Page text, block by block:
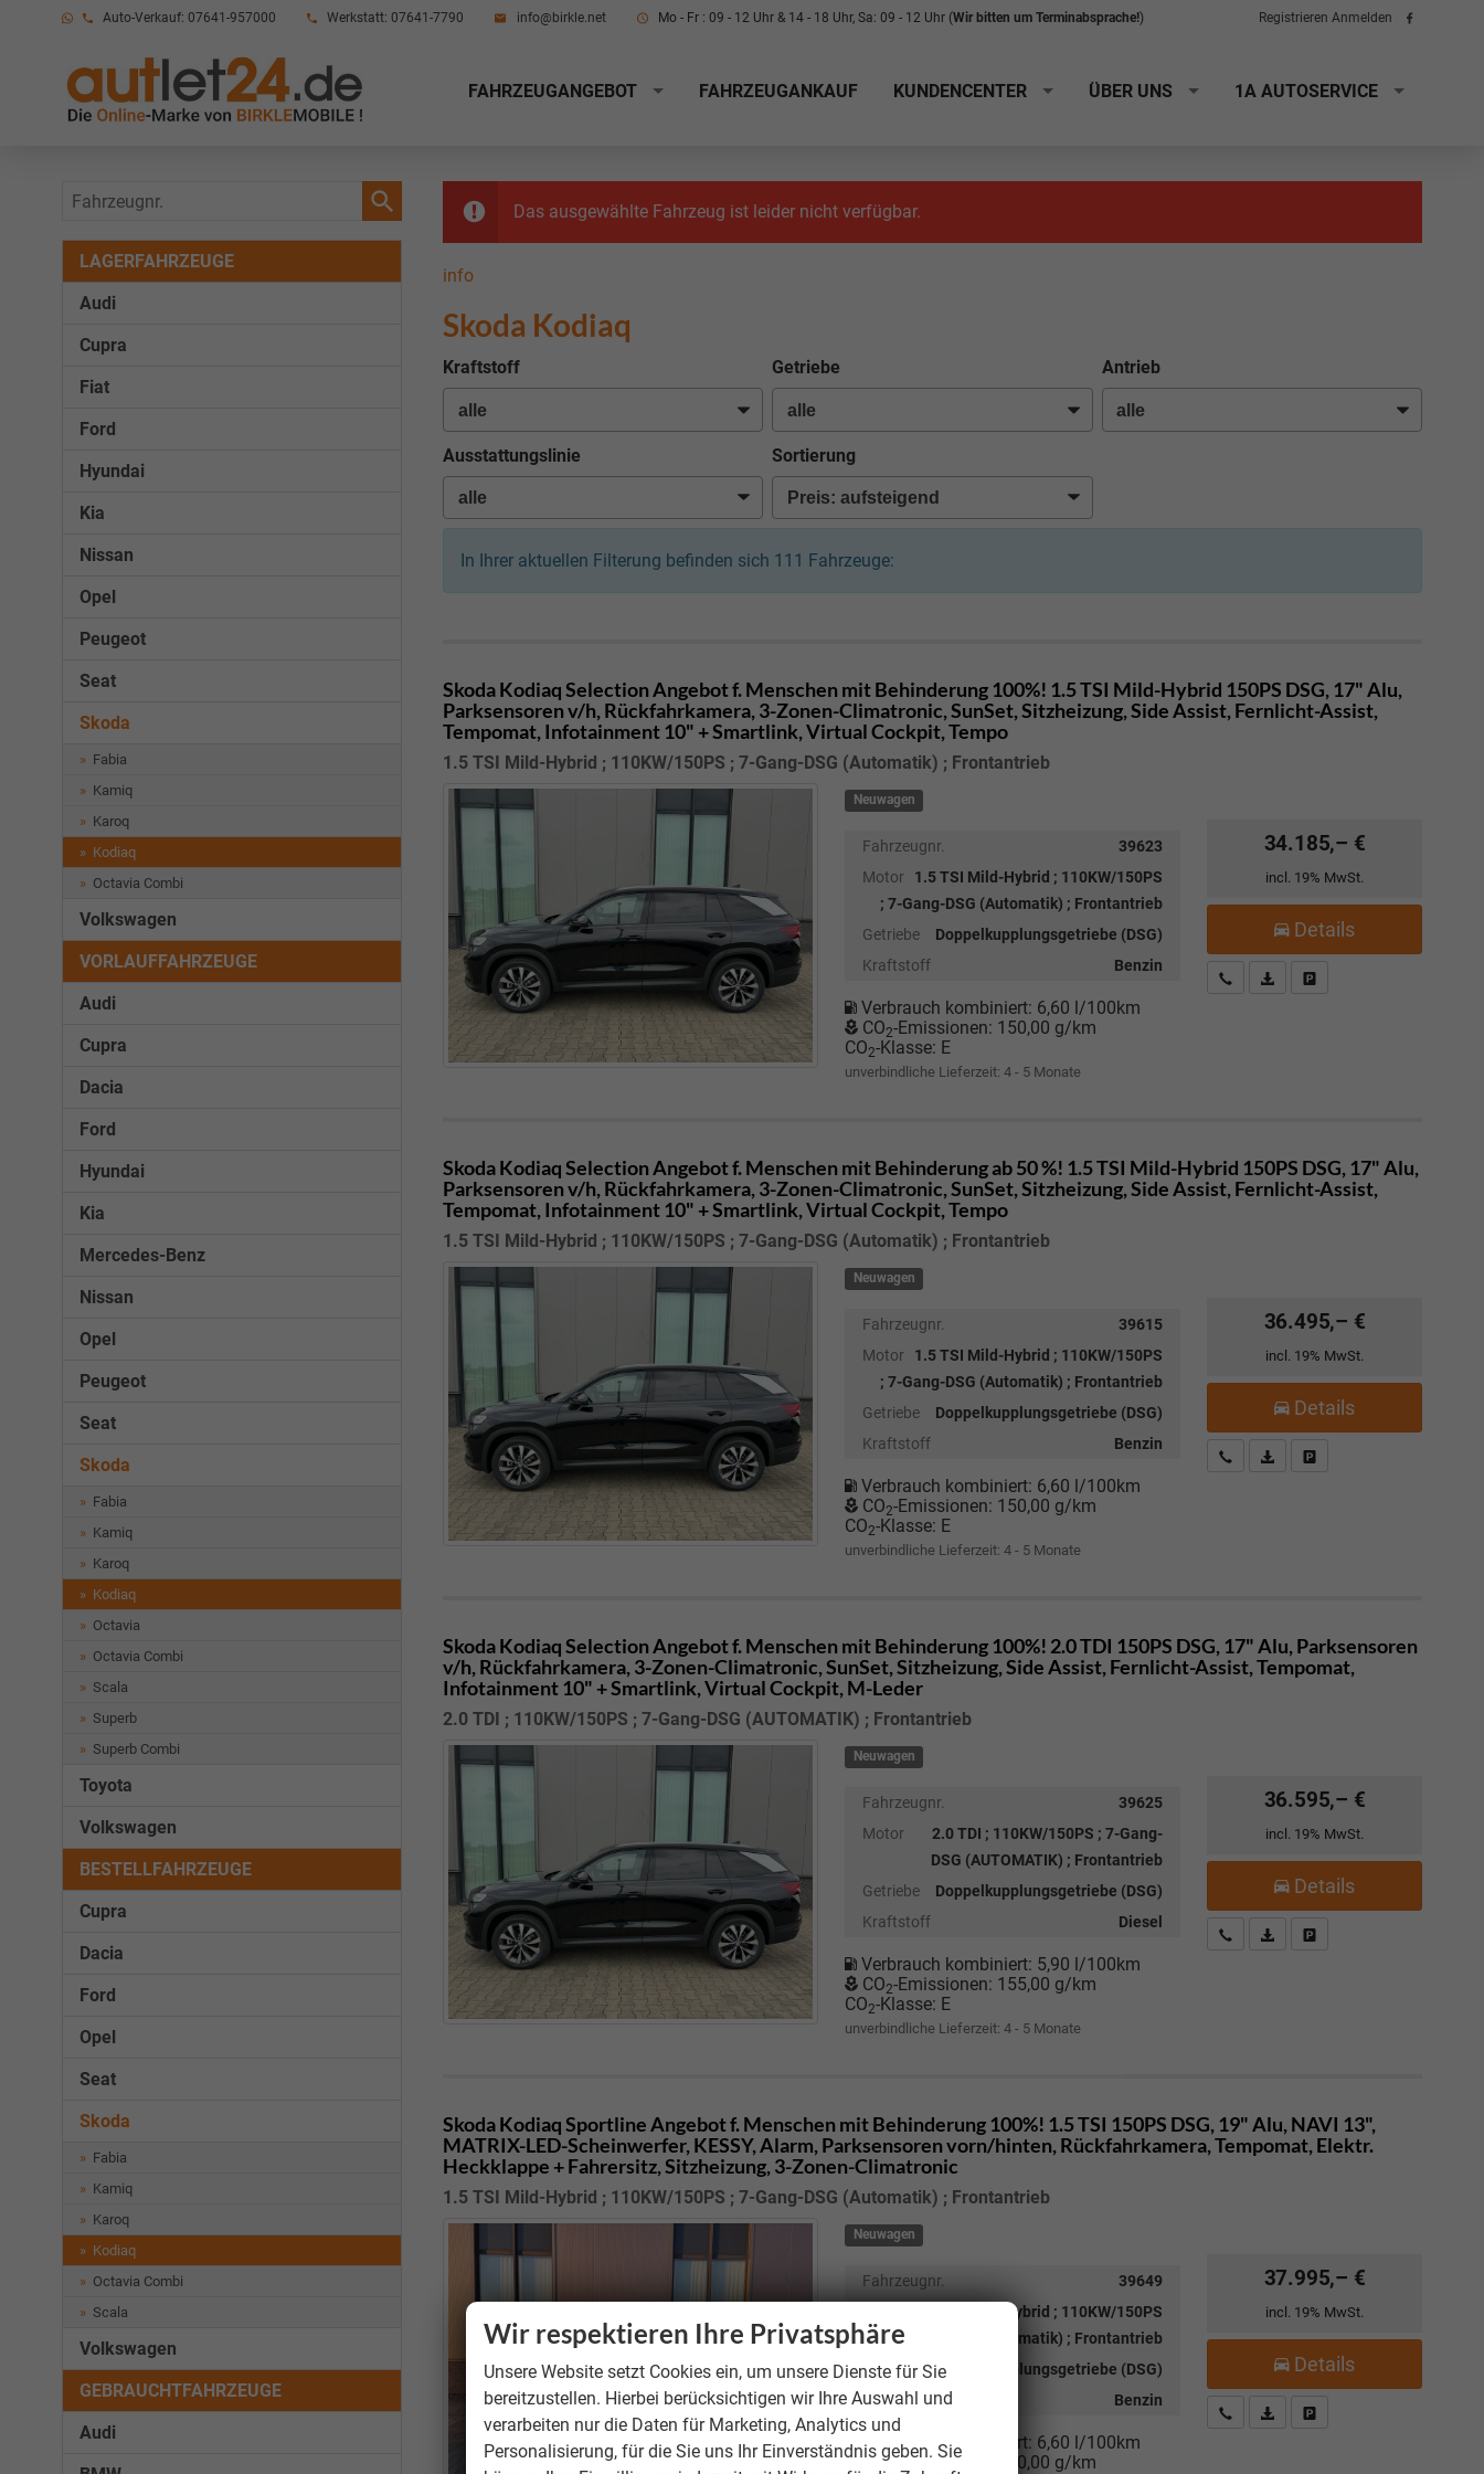
Auto-Verkauf: 07641-957000 Werkstatt: 07641-7790 info@birkle.net Mo - Fr : 09 - 12 Uhr & 14 - 18 Uhr, Sa: 09 - 12 Uhr (Wir bitten um Terminabsprache!) Registrieren Anmelden
Folge
FAHRZEUGANGEBOT FAHRZEUGANKAUF KUNDENCENTER ÜBER UNS 1A AUTOSERVICE
Das ausgewählte Fahrzeug ist leider nicht verfügbar.
info
Skoda Kodiaq
Kraftstoff Getriebe Antrieb
Ausstattungslinie Sortierung
In Ihrer aktuellen Filterung befinden sich 111 Fahrzeuge:
Skoda KodiaqSelection Angebot f. Menschen mit Behinderung 100%! 1.5 TSI Mild-Hybrid 150PS DSG, 17" Alu,
Parksensoren v/h, Rückfahrkamera, 3-Zonen-Climatronic, SunSet, Sitzheizung, Side Assist, Fernlicht-Assist,
Tempomat, Infotainment 10" + Smartlink, Virtual Cockpit, Tempo
1.5 TSI Mild-Hybrid ; 110KW/150PS ; 7-Gang-DSG (Automatik) ; Frontantrieb
Neuwagen
Fahrzeugnr.
39623
Motor
1.5 TSI Mild-Hybrid ; 110KW/150PS
; 7-Gang-DSG (Automatik) ; Frontantrieb
Getriebe
Doppelkupplungsgetriebe (DSG)
Kraftstoff
Benzin
Verbrauch kombiniert: 6,60 l/100km
CO2-Emissionen: 150,00 g/km
CO2-Klasse: E
unverbindliche Lieferzeit: 4 - 5 Monate
34.185,– €
incl. 19% MwSt.
Details
Kostenloser Rückruf-Service
PDF-Datei, Fahrzeugexposé
Skoda KodiaqSelection Angebot f. Menschen mit Behinderung ab 50 %! 1.5 TSI Mild-Hybrid 150PS DSG, 17" Alu,
Parksensoren v/h, Rückfahrkamera, 3-Zonen-Climatronic, SunSet, Sitzheizung, Side Assist, Fernlicht-Assist,
Tempomat, Infotainment 10" + Smartlink, Virtual Cockpit, Tempo
1.5 TSI Mild-Hybrid ; 110KW/150PS ; 7-Gang-DSG (Automatik) ; Frontantrieb
Neuwagen
Fahrzeugnr.
39615
Motor
1.5 TSI Mild-Hybrid ; 110KW/150PS
; 7-Gang-DSG (Automatik) ; Frontantrieb
Getriebe
Doppelkupplungsgetriebe (DSG)
Kraftstoff
Benzin
Verbrauch kombiniert: 6,60 l/100km
CO2-Emissionen: 150,00 g/km
CO2-Klasse: E
unverbindliche Lieferzeit: 4 - 5 Monate
36.495,– €
incl. 19% MwSt.
Details
Kostenloser Rückruf-Service
PDF-Datei, Fahrzeugexposé
Skoda KodiaqSelection Angebot f. Menschen mit Behinderung 100%! 2.0 TDI 150PS DSG, 17" Alu, Parksensoren
v/h, Rückfahrkamera, 3-Zonen-Climatronic, SunSet, Sitzheizung, Side Assist, Fernlicht-Assist, Tempomat,
Infotainment 10" + Smartlink, Virtual Cockpit, M-Leder
2.0 TDI ; 110KW/150PS ; 7-Gang-DSG (AUTOMATIK) ; Frontantrieb
Neuwagen
Fahrzeugnr.
39625
Motor
2.0 TDI ; 110KW/150PS ; 7-Gang-
DSG (AUTOMATIK) ; Frontantrieb
Getriebe
Doppelkupplungsgetriebe (DSG)
Kraftstoff
Diesel
Verbrauch kombiniert: 5,90 l/100km
CO2-Emissionen: 155,00 g/km
CO2-Klasse: E
unverbindliche Lieferzeit: 4 - 5 Monate
36.595,– €
incl. 19% MwSt.
Details
Kostenloser Rückruf-Service
PDF-Datei, Fahrzeugexposé
Skoda KodiaqSportline Angebot f. Menschen mit Behinderung 100%! 1.5 TSI 150PS DSG, 19" Alu, NAVI 13",
MATRIX-LED-Scheinwerfer, KESSY, Alarm, Parksensoren vorn/hinten, Rückfahrkamera, Tempomat, Elektr.
Heckklappe + Fahrersitz, Sitzheizung, 3-Zonen-Climatronic
1.5 TSI Mild-Hybrid ; 110KW/150PS ; 7-Gang-DSG (Automatik) ; Frontantrieb
Neuwagen
Fahrzeugnr.
39649
1.5 TSI Mild-Hybrid ; 110KW/150PS
; 7-Gang-DSG (Automatik) ; Frontantrieb
Getriebe
Doppelkupplungsgetriebe (DSG)
Kraftstoff
Benzin
Verbrauch kombiniert: 6,60 l/100km
CO -Emissionen:
150,00 g/km
37.995,– €
incl. 19% MwSt.
Details
Kostenloser Rückruf-Service
PDF-Datei, Fahrzeugexposé
Fahrzeugnr.
LAGERFAHRZEUGE
Audi
Cupra
Fiat
Ford
Hyundai
Kia
Nissan
Opel
Peugeot
Seat
Skoda
Fabia
Kamiq
Karoq
Kodiaq
Octavia Combi
Volkswagen
VORLAUFFAHRZEUGE
Audi
Cupra
Dacia
Ford
Hyundai
Kia
Mercedes-Benz
Nissan
Opel
Peugeot
Seat
Skoda
Fabia
Kamiq
Karoq
Kodiaq
Octavia
Octavia Combi
Scala
Superb
Superb Combi
Toyota
Volkswagen
BESTELLFAHRZEUGE
Cupra
Dacia
Ford
Opel
Seat
Skoda
Fabia
Kamiq
Karoq
Kodiaq
Octavia Combi
Scala
Volkswagen
GEBRAUCHTFAHRZEUGE
Audi
Wir respektieren Ihre Privatsphäre
Unsere Website setzt Cookies ein, um unsere Dienste für Sie
bereitzustellen. Hierbei berücksichtigen wir Ihre Auswahl und
verarbeiten nur die Daten für Marketing, Analytics und
Personalisierung, für die Sie uns Ihr Einverständnis geben. Sie